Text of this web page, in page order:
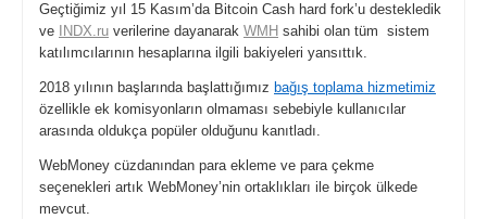
Geçtiğimiz yıl 15 Kasım’da Bitcoin Cash hard fork’u destekledik
ve
INDX.ru verilerine dayanarak WMH sahibi olan tüm sistem
katılımcılarının hesaplarına ilgili bakiyeleri yansıttık.
2018 yılının başlarında başlattığımız bağış toplama hizmetimiz
özellikle ek komisyonların olmaması sebebiyle kullanıcılar
arasında oldukça popüler olduğunu kanıtladı.
WebMoney cüzdanından para ekleme ve para çekme
seçenekleri artık WebMoney’nin ortaklıkları ile birçok ülkede
mevcut.